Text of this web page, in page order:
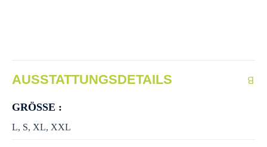
AUSSTATTUNGSDETAILS
GRÖSSE :
L, S, XL, XXL